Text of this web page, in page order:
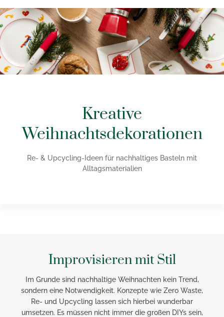
Kreative
Weihnachtsdekorationen
Re- & Upcycling-Ideen für nachhaltiges Basteln mit
Alltagsmaterialien
Improvisieren mit Stil
Im Grunde sind nachhaltige Weihnachten kein Trend,
sondern eine Notwendigkeit. Konzepte wie Zero Waste,
Re- und Upcycling lassen sich hierbei wunderbar
umsetzen. Es müssen nicht immer die großen DIYs sein,